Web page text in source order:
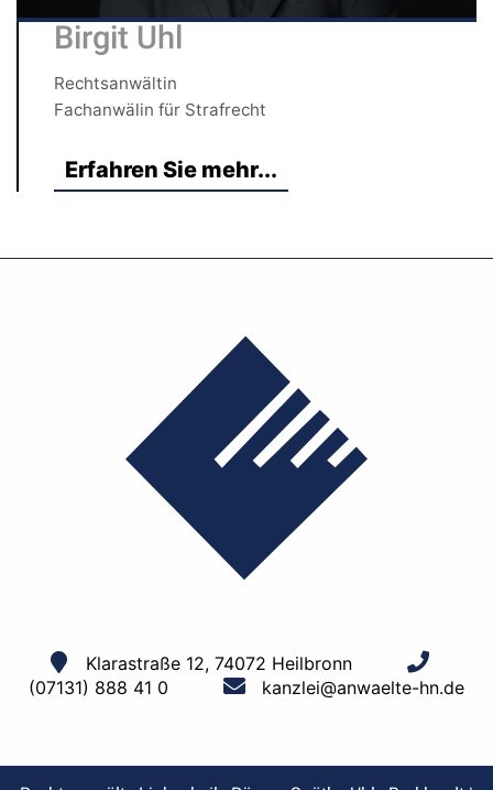
Birgit Uhl
Rechtsanwältin
Fachanwälin für Strafrecht
Erfahren Sie mehr...
Klarastraße 12, 74072 Heilbronn
(07131) 888 41 0
kanzlei@anwaelte-hn.de